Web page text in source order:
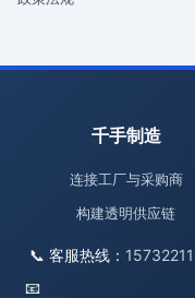
千手制造
连接工厂与采购商
构建透明供应链
📞 客服热线：
📧